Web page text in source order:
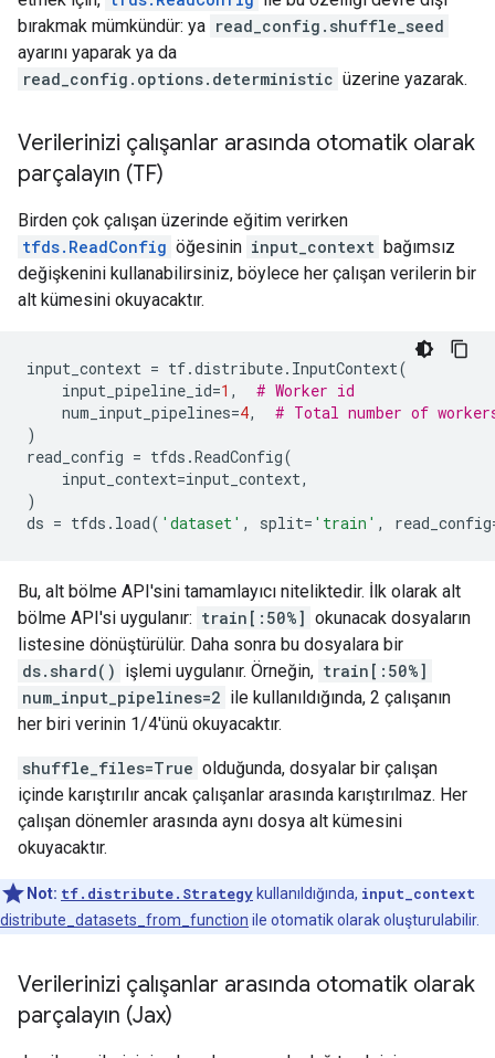
bırakmak mümkündür: ya read_config.shuffle_seed
ayarını yaparak ya da
read_config.options.deterministic üzerine yazarak.
Verilerinizi çalışanlar arasında otomatik olarak
parçalayın (TF)
Birden çok çalışan üzerinde eğitim verirken
tfds.ReadConfig öğesinin input_context bağımsız
değişkenini kullanabilirsiniz, böylece her çalışan verilerin bir
alt kümesini okuyacaktır.
input_context = tf.distribute. InputContext(
input_pipeline_id=1 ,
# Worker id
num_input_pipelines=4,
# Total number of
)
read_config = tfds .ReadConfig(
input_context=input_context,
)
ds = tfds . load( 'dataset' , split= 'train' , read_config
Bu, alt bölme API'sini tamamlayıcı niteliktedir. İlk olarak alt
bölme API'si uygulanır: train[:50%] okunacak dosyaların
listesine dönüştürülür. Daha sonra bu dosyalara bir
ds.shard() işlemi uygulanır. Örneğin, train[:50%]
num_input_pipelines=2 ile kullanıldığında, 2 çalışanın
her biri verinin 1/4'ünü okuyacaktır.
shuffle_files=True olduğunda, dosyalar bir çalışan
içinde karıştırılır ancak çalışanlar arasında karıştırılmaz. Her
çalışan dönemler arasında aynı dosya alt kümesini
okuyacaktır.
Not: tf.distribute.Strategy kullanıldığında, input_context
distribute_datasets_from_function ile otomatik olarak oluşturulabilir.
Verilerinizi çalışanlar arasında otomatik olarak
parçalayın (Jax)